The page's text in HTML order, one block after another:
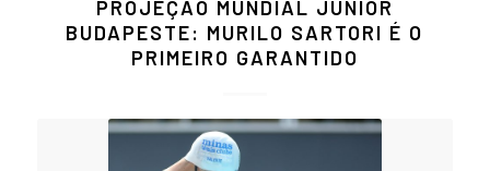
PROJEÇÃO MUNDIAL JÚNIOR
BUDAPESTE: MURILO SARTORI É O
PRIMEIRO GARANTIDO